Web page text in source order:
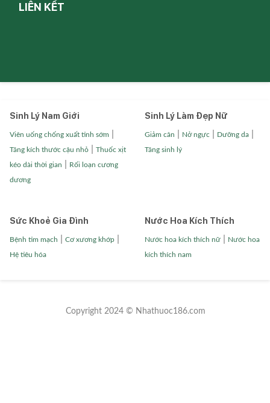
LIÊN KẾT
Sinh Lý Nam Giới
Viên uống chống xuất tinh sớm
Tăng kích thước cậu nhỏ| Thuốc xịt
kéo dài thời gian Rối loạn cương
dương
Sinh Lý Làm Đẹp Nữ
Giảm cân Nở ngực Dưỡng da|
Tăng sinh lý
Sức Khoẻ Gia Đình
Bệnh tim mạch Cơ xương khớp|
Hệ tiêu hóa
Nước Hoa Kích Thích
Nước hoa kích thích nữ| Nước hoa
kích thích nam
Copyright 2024 © Nhathuoc186.com